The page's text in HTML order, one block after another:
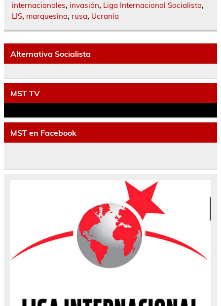
internacionales, invasión, Liga Internacional Socialista,
LIS, marquesina, rusa, Ucrania
Alternativa Socialista
MST TV
MST en Facebook